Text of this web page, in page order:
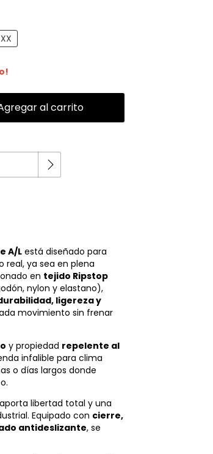
XX
A/Lestá diseñado para
real, ya sea en plena
en tejido Ripstop
nylon y elastano),
ligereza y
movimiento sin frenar
y propiedad repelente al
infalible para clima
o días largos donde
aporta libertad total y una
Equipado con cierre,
antideslizante, se